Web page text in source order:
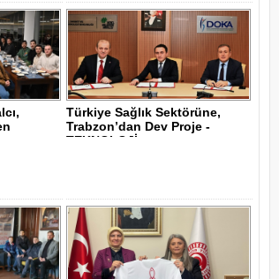
Türkiye Sağlık Sektörüne,
Trabzon’dan Dev Proje -
TEKNOLOJİ..